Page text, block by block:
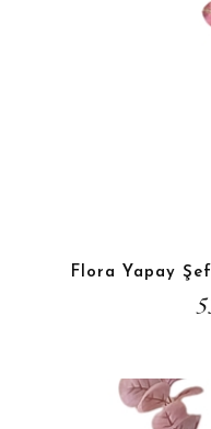
Flora Yapay